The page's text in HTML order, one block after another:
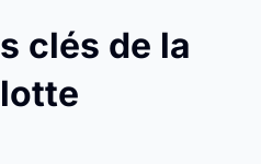
clés de la